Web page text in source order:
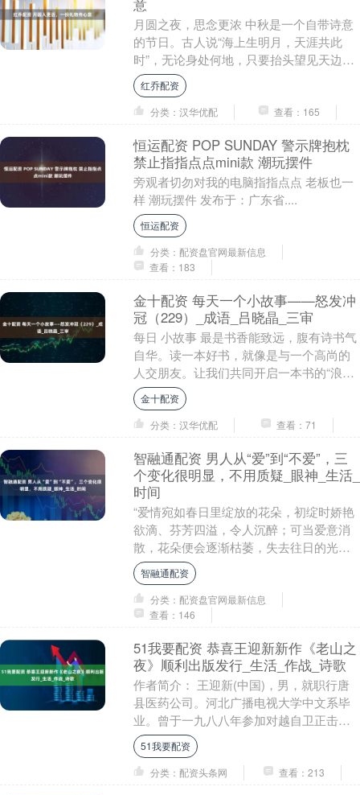
意
月圆之夜，思念更浓 中秋是一个自带诗意
的节日。古人说“海上生明月，天涯共此
时”，无论身处何地，只要抬头望见天边的
那一轮圆月，心中就会涌起对亲人的思
念。对在外的人....
红乔配资
分类：汉华优配
查看：165
恒运配资 POP SUNDAY 警示牌抱枕
禁止指指点点mini款 潮玩摆件
旁观者切勿对我的电脑指指点点 老板也一
样 潮玩摆件 发布于：广东省....
恒运配资
分类：配资盘官网最新信息
查看：183
金十配资 每天一个小故事——怒发冲
冠（229）_成语_吕晓晶_三审
每日 小故事 最是书香能致远，腹有诗书气
自华。读一本好书，就像是与一个高尚的
人交朋友。让我们共同开启一本书的“浪
漫”旅行！ Today “怒发冲冠”这一成语，
其....
金十配资
分类：汉华优配
查看：71
智融通配资 男人从“爱”到“不爱”，三
个变化很明显，不用质疑_眼神_生活_
时间
“爱情宛如春日里绽放的花朵，初绽时娇艳
欲滴、芬芳四溢，令人沉醉；可当爱意消
散，花朵便会逐渐枯萎，失去往日的光
彩。”正如罗曼·罗兰所说：“世上只有一种
英雄主义，就....
智融通配资
分类：配资盘官网最新信息
查看：146
51我要配资 恭喜王迎新新作《老山之
夜》顺利出版发行_生活_作战_诗歌
作者简介： 王迎新(中国)，男，就职行唐
县医药公司。河北广播电视大学中文系毕
业。曾于一九八八年参加对越自卫正击作
战，并在《战友报》等报刊有数首对越自
卫还击作战，....
51我要配资
分类：配资头条网
查看：213